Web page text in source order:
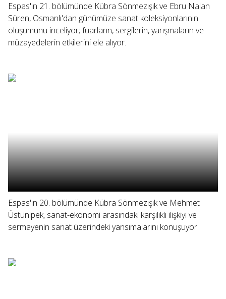
Espas'ın 21. bölümünde Kübra Sönmezışık ve Ebru Nalan
Süren, Osmanlı'dan günümüze sanat koleksiyonlarının
oluşumunu inceliyor; fuarların, sergilerin, yarışmaların ve
müzayedelerin etkilerini ele alıyor.
Espas'ın 20. bölümünde Kübra Sönmezışık ve Mehmet
Üstünipek, sanat-ekonomi arasındaki karşılıklı ilişkiyi ve
sermayenin sanat üzerindeki yansımalarını konuşuyor.